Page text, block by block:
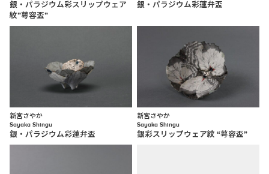
銀・パラジウム彩スリップウェア
紋”萼容盃”
銀・パラジウム彩蓮弁盃
新宮さやか
Sayaka Shingu
銀・パラジウム彩蓮弁盃
新宮さやか
Sayaka Shingu
銀彩スリップウェア紋 “萼容盃”